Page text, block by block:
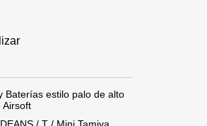
Baterías estilo palo de alto
Airsoft